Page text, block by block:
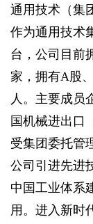
通用技术（集
作为通用技术
台，公司目前
家，拥有A股
人。主要成员
国机械进出口
受集团委托管
公司引进先进
中国工业体系
用。进入新时